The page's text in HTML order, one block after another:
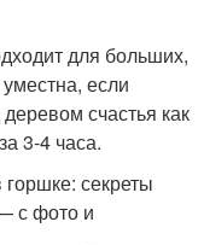
для больших,
если
счастья как
3-4 часа.
секреты
с фото и